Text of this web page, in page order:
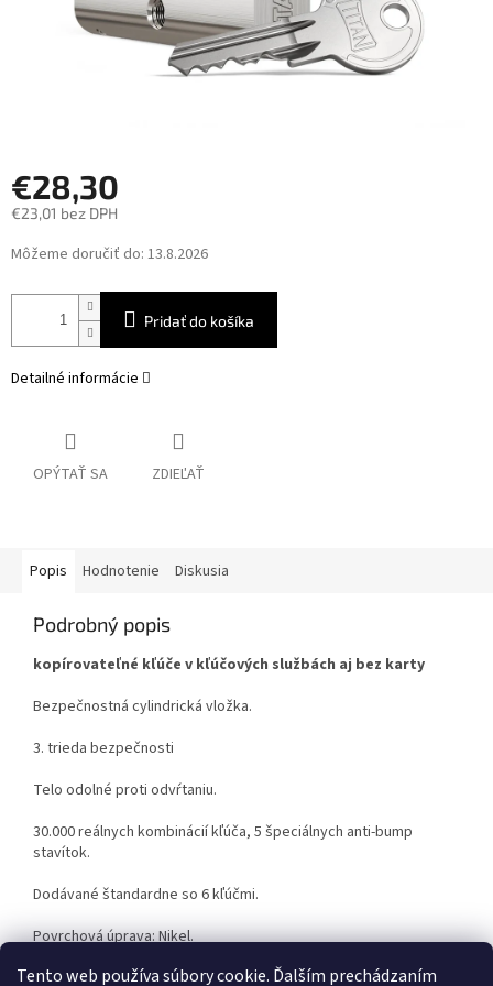
Tento web používa súbory cookie. Ďalším prechádzaním
€28,30
€23,01 bez DPH
Jednotková
cena:
Môžeme doručiť do: 13.8.2026
Pridať do košíka
Detailné informácie
OPÝTAŤ SA ZDIEĽAŤ
Popis Hodnotenie Diskusia
Podrobný popis
kopírovateľné kľúče v kľúčových službách aj bez karty
Bezpečnostná cylindrická vložka.
3. trieda bezpečnosti
Telo odolné proti odvŕtaniu.
30.000 reálnych kombinácií kľúča, 5 špeciálnych anti-bump
stavítok.
Dodávané štandardne so 6 kľúčmi.
Povrchová úprava: Nikel.